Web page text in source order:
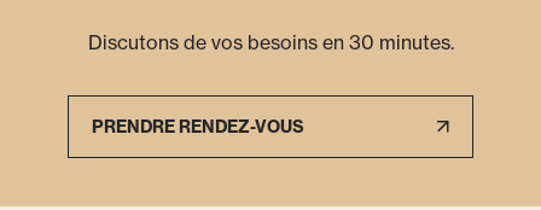
Discutons de vos besoins en 30 minutes.
PRENDRE RENDEZ-VOUS